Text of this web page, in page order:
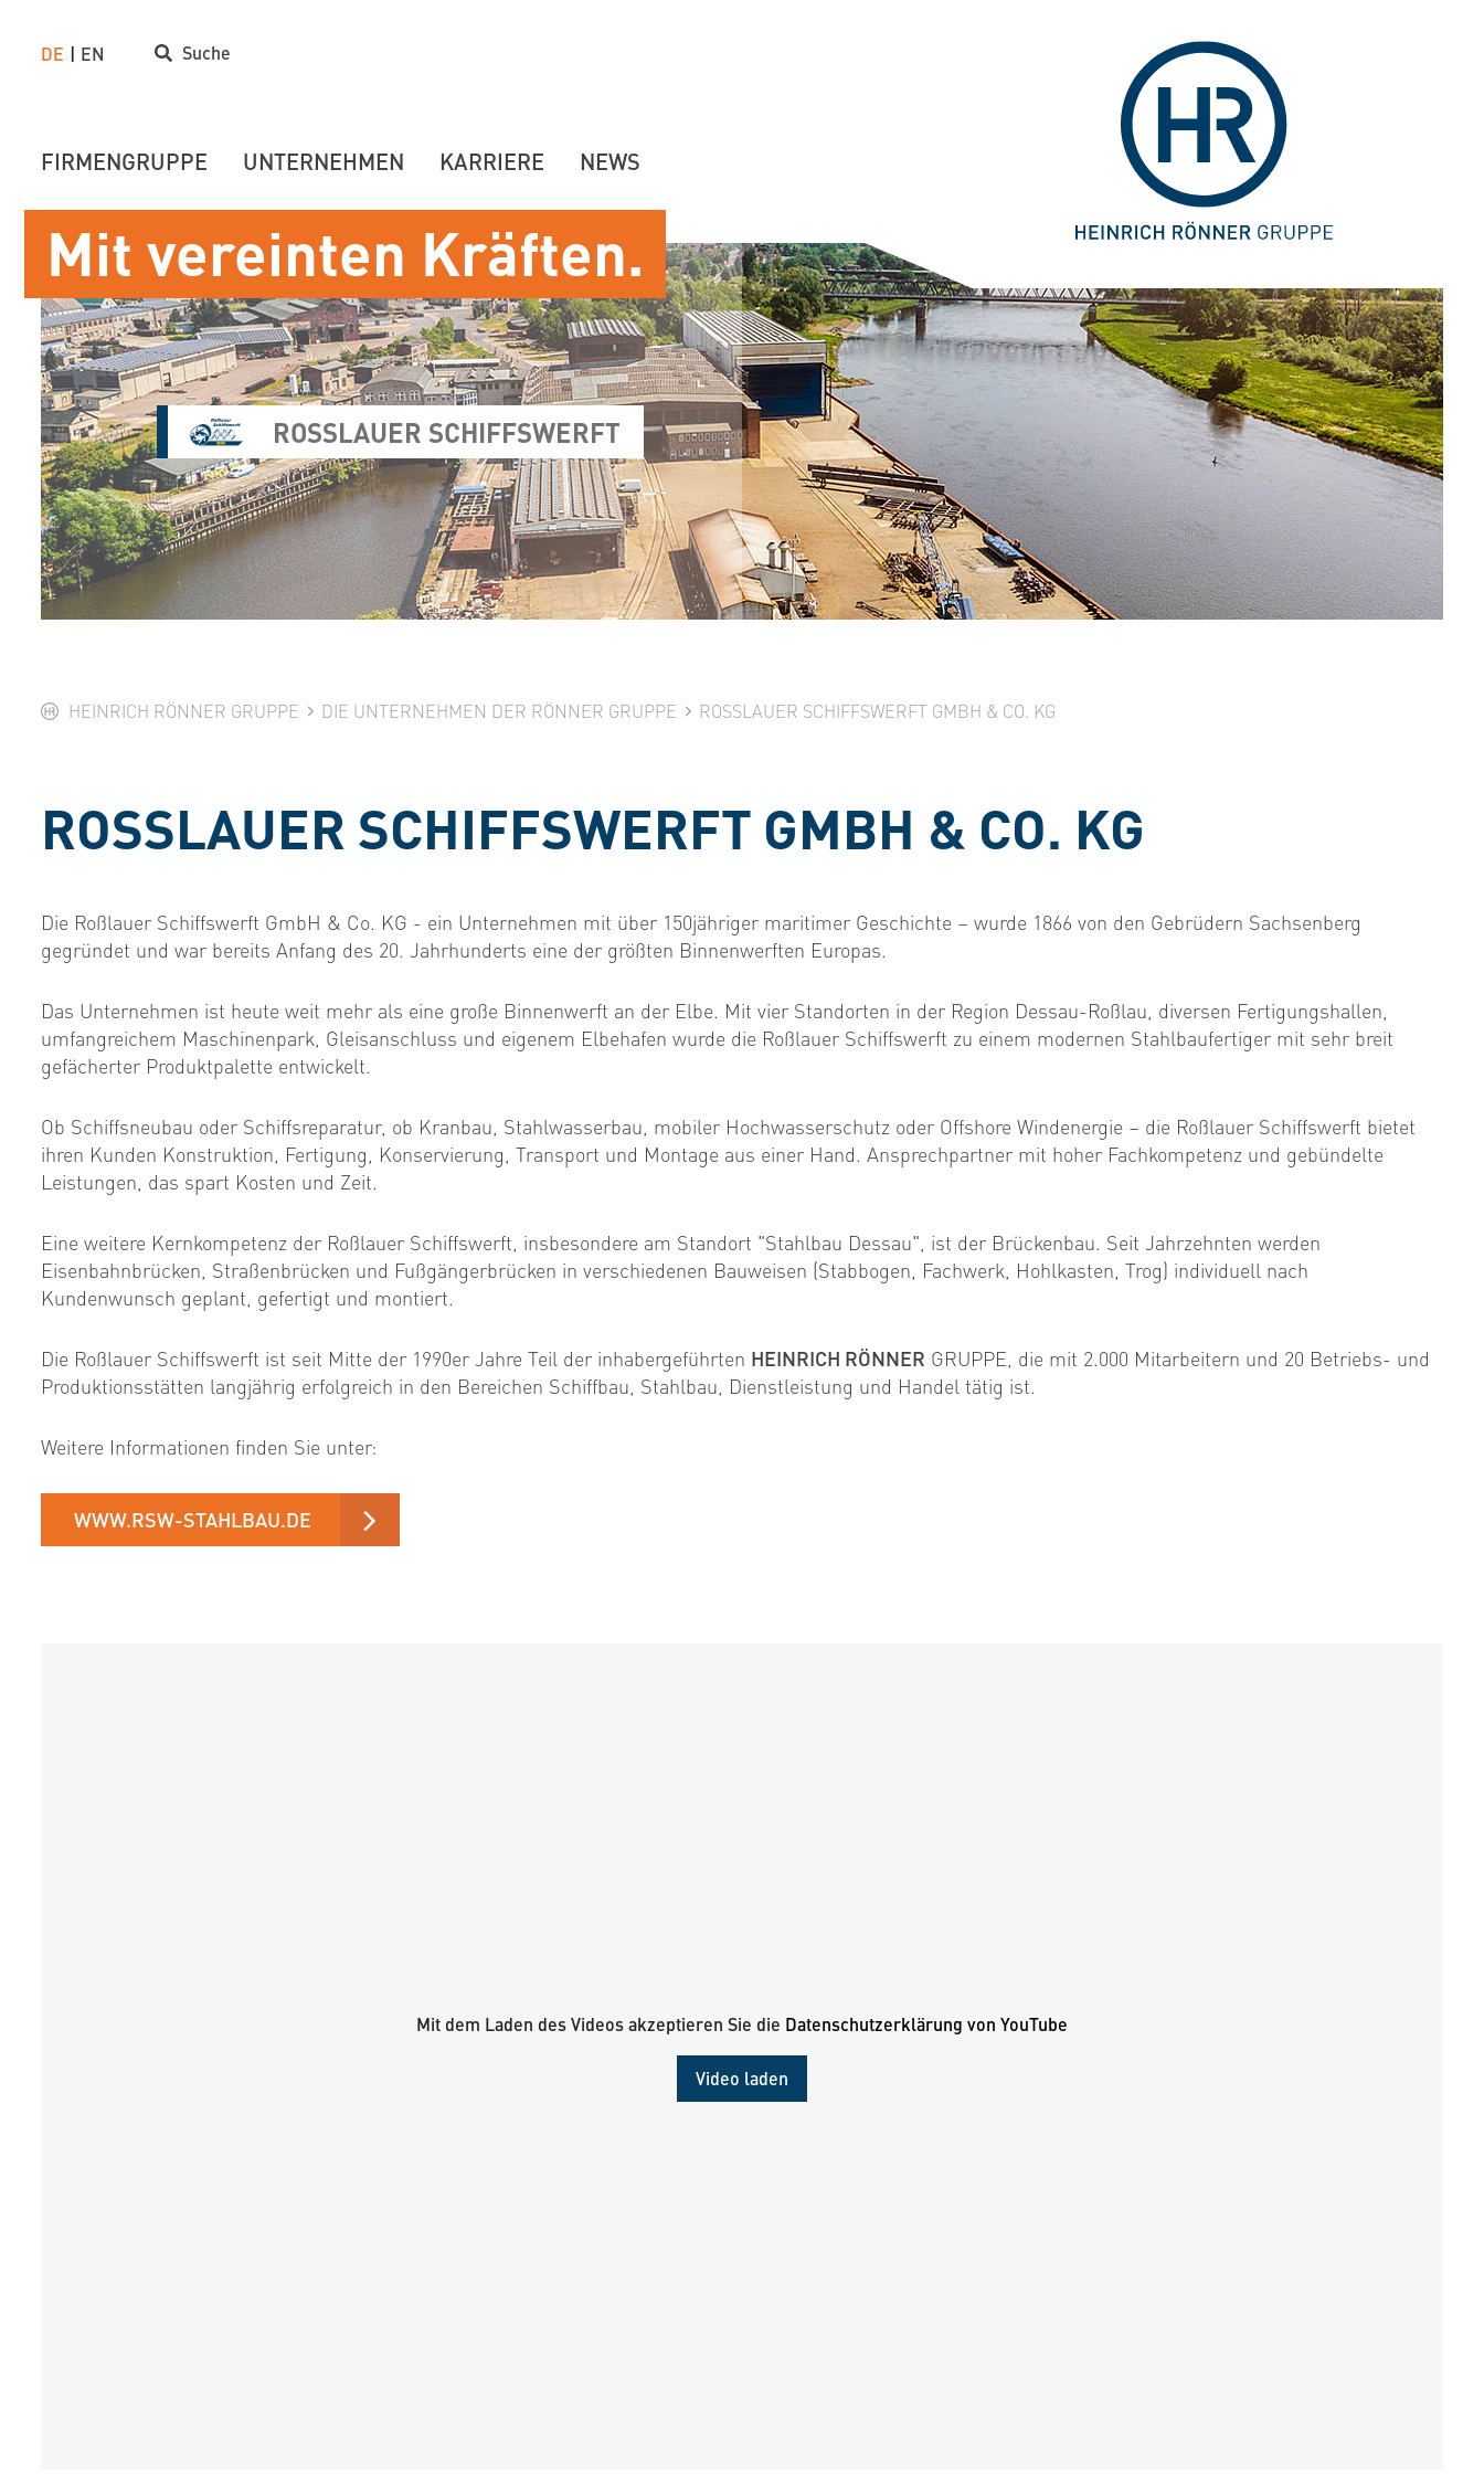
ROSSLAUER SCHIFFSWERFT
HEINRICH RÖNNER GRUPPE DIE UNTERNEHMEN DER RÖNNER GRUPPE ROSSLAUER SCHIFFSWERFT GMBH & CO. KG
ROSSLAUER SCHIFFSWERFT GMBH & CO. KG
Die Roßlauer Schiffswerft GmbH & Co. KG - ein Unternehmen mit über 150jähriger maritimer Geschichte – wurde 1866 von den Gebrüdern Sachsenberg
gegründet und war bereits Anfang des 20. Jahrhunderts eine der größten Binnenwerften Europas.
Das Unternehmen ist heute weit mehr als eine große Binnenwerft an der Elbe. Mit vier Standorten in der Region Dessau-Roßlau, diversen Fertigungshallen,
umfangreichem Maschinenpark, Gleisanschluss und eigenem Elbehafen wurde die Roßlauer Schiffswerft zu einem modernen Stahlbaufertiger mit sehr breit
gefächerter Produktpalette entwickelt.
Ob Schiffsneubau oder Schiffsreparatur, ob Kranbau, Stahlwasserbau, mobiler Hochwasserschutz oder Offshore Windenergie – die Roßlauer Schiffswerft bietet
ihren Kunden Konstruktion, Fertigung, Konservierung, Transport und Montage aus einer Hand. Ansprechpartner mit hoher Fachkompetenz und gebündelte
Leistungen, das spart Kosten und Zeit.
Eine weitere Kernkompetenz der Roßlauer Schiffswerft, insbesondere am Standort "Stahlbau Dessau", ist der Brückenbau. Seit Jahrzehnten werden
Eisenbahnbrücken, Straßenbrücken und Fußgängerbrücken in verschiedenen Bauweisen (Stabbogen, Fachwerk, Hohlkasten, Trog) individuell nach
Kundenwunsch geplant, gefertigt und montiert.
Die Roßlauer Schiffswerft ist seit Mitte der 1990er Jahre Teil der inhabergeführten HEINRICH RÖNNER GRUPPE, die mit 2.000 Mitarbeitern und 20 Betriebs- und
Produktionsstätten langjährig erfolgreich in den Bereichen Schiffbau, Stahlbau, Dienstleistung und Handel tätig ist.
Weitere Informationen finden Sie unter:
WWW.RSW-STAHLBAU.DE
Mit dem Laden des Videos akzeptieren Sie die Datenschutzerklärung von YouTube
Video laden
Mit vereinten Kräften.
DE EN Suche
FIRMENGRUPPE UNTERNEHMEN KARRIERE NEWS